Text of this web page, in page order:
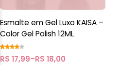
Esmalte em Gel Luxo KAISA –
Color Gel Polish 12ML
R$ 17,99–R$ 18,00